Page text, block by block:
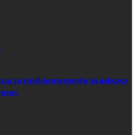
за кръвни тестове за алкохол